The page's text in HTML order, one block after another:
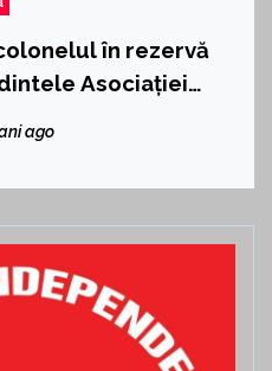
în rezervă
Asociației
ago